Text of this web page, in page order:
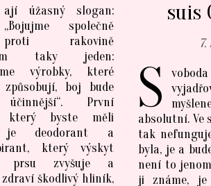
ají úžasný slogan:
„Bojujme společně
proti rakovině
taky jeden:
výrobky, které
způsobují, boj bude
První
který byste měli
je deodorant a
který výskyt
prsu zvyšuje a
zdraví škodlivý hliník,
suis
7.
S
absolutní. Ve
tak
byla, je a
není to
ji známe,